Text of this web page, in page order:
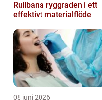
Rullbana ryggraden i ett
effektivt materialflöde
08 juni 2026